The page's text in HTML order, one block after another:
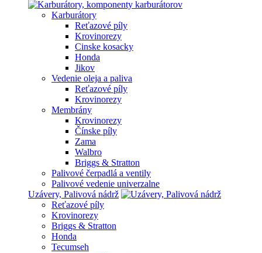
Karburátory
Reťazové píly
Krovinorezy
Cinske kosacky
Honda
Jikov
Vedenie oleja a paliva
Reťazové píly
Krovinorezy
Membrány
Krovinorezy
Čínske píly
Zama
Walbro
Briggs & Stratton
Palivové čerpadlá a ventily
Palivové vedenie univerzalne
Uzávery, Palivová nádrž
Reťazové píly
Krovinorezy
Briggs & Stratton
Honda
Tecumseh